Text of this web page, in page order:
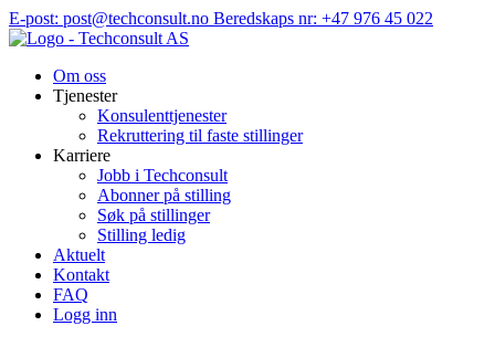
Hopp
til
E-post: post@techconsult.no Beredskaps nr: +47 976 45 022
Om oss
Tjenester
Konsulenttjenester
Rekruttering til faste stillinger
Karriere
Jobb i Techconsult
Abonner på stilling
Søk på stillinger
Stilling ledig
Aktuelt
Kontakt
FAQ
Logg inn